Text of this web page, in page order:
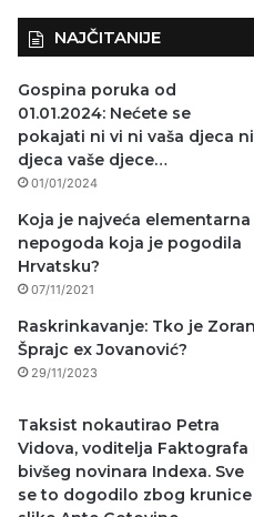
NAJČITANIJE
Gospina poruka od
01.01.2024: Nećete se
pokajati ni vi ni vaša djeca ni
djeca vaše djece…
01/01/2024
Koja je najveća elementarna
nepogoda koja je pogodila
Hrvatsku?
07/11/2021
Raskrinkavanje: Tko je Zoran
Šprajc ex Jovanović?
29/11/2023
Taksist nokautirao Petra
Vidova, voditelja Faktografa
bivšeg novinara Indexa. Sve
se to dogodilo zbog krunice